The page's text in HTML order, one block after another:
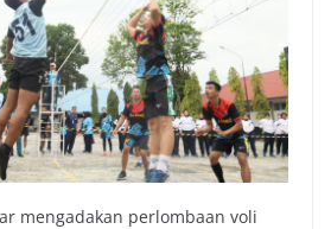
mengadakan perlombaan voli